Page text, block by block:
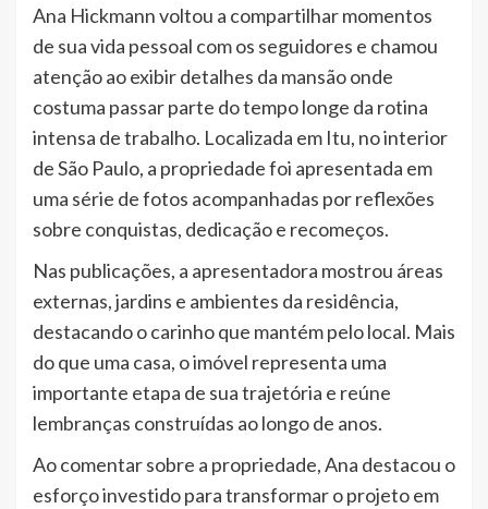
Ana Hickmann voltou a compartilhar momentos
de sua vida pessoal com os seguidores e chamou
atenção ao exibir detalhes da mansão onde
costuma passar parte do tempo longe da rotina
intensa de trabalho. Localizada em Itu, no interior
de São Paulo, a propriedade foi apresentada em
uma série de fotos acompanhadas por reflexões
sobre conquistas, dedicação e recomeços.
Nas publicações, a apresentadora mostrou áreas
externas, jardins e ambientes da residência,
destacando o carinho que mantém pelo local. Mais
do que uma casa, o imóvel representa uma
importante etapa de sua trajetória e reúne
lembranças construídas ao longo de anos.
Ao comentar sobre a propriedade, Ana destacou o
esforço investido para transformar o projeto em